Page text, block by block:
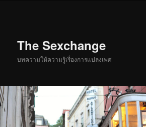
The Sexchange
บทความให้ความรู้เรื่องการแปลงเพศ